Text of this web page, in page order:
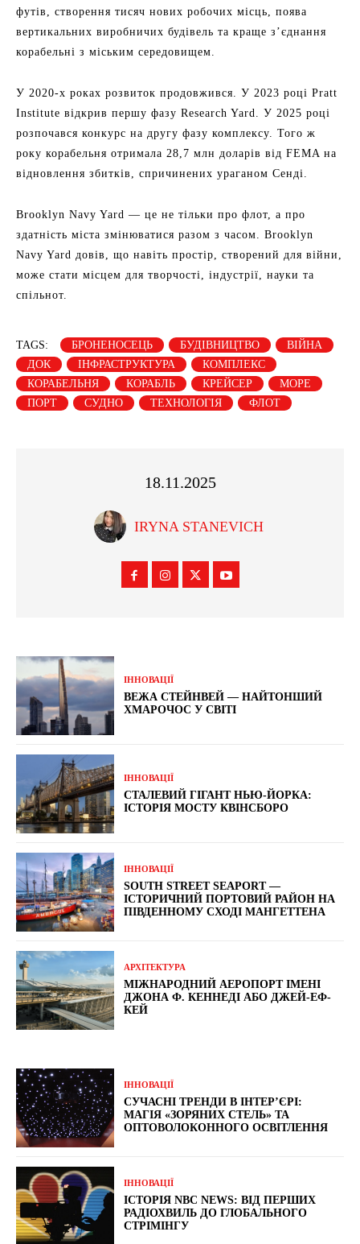
футів, створення тисяч нових робочих місць, поява
вертикальних виробничих будівель та краще з’єднання
корабельні з міським середовищем.
У 2020-х роках розвиток продовжився. У 2023 році Pratt
Institute відкрив першу фазу Research Yard. У 2025 році
розпочався конкурс на другу фазу комплексу. Того ж
року корабельня отримала 28,7 млн доларів від FEMA на
відновлення збитків, спричинених ураганом Сенді.
Brooklyn Navy Yard — це не тільки про флот, а про
здатність міста змінюватися разом з часом. Brooklyn
Navy Yard довів, що навіть простір, створений для війни,
може стати місцем для творчості, індустрії, науки та
спільнот.
TAGS: БРОНЕНОСЕЦЬ БУДІВНИЦТВО
ВІЙНА
ДОК
ІНФРАСТРУКТУРА
КОМПЛЕКС
КОРАБЕЛЬНЯ
КОРАБЛЬ КРЕЙСЕР
МОРЕ
ПОРТ
СУДНО ТЕХНОЛОГІЯ ФЛОТ
18.11.2025
IRYNA STANEVICH
ІННОВАЦІЇ
ВЕЖА СТЕЙНВЕЙ — НАЙТОНШИЙ
ХМАРОЧОС У СВІТІ
ІННОВАЦІЇ
СТАЛЕВИЙ ГІГАНТ НЬЮ-ЙОРКА:
ІСТОРІЯ МОСТУ КВІНСБОРО
ІННОВАЦІЇ
SOUTH STREET SEAPORT —
ІСТОРИЧНИЙ ПОРТОВИЙ РАЙОН НА
ПІВДЕННОМУ СХОДІ МАНГЕТТЕНА
АРХІТЕКТУРА
МІЖНАРОДНИЙ АЕРОПОРТ ІМЕНІ
ДЖОНА Ф. КЕННЕДІ АБО ДЖЕЙ-ЕФ-
КЕЙ
ІННОВАЦІЇ
СУЧАСНІ ТРЕНДИ В ІНТЕР’ЄРІ:
МАГІЯ «ЗОРЯНИХ СТЕЛЬ» ТА
ОПТОВОЛОКОННОГО ОСВІТЛЕННЯ
ІННОВАЦІЇ
ІСТОРІЯ NBC NEWS: ВІД ПЕРШИХ
РАДІОХВИЛЬ ДО ГЛОБАЛЬНОГО
СТРІМІНГУ